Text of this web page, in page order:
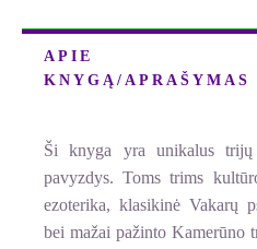
APIE
KNYGĄ/APRAŠYMAS
Ši knyga yra unikalus trijų
pavyzdys. Toms trims
ezoterika, klasikinė Vakarų
bei mažai pažinto Kamerūno